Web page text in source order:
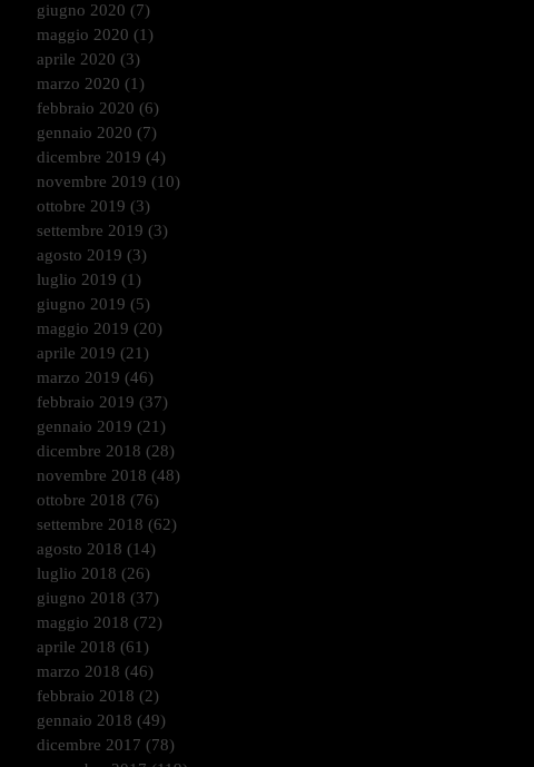
giugno 2020 (7)
maggio 2020 (1)
aprile 2020 (3)
marzo 2020 (1)
febbraio 2020 (6)
gennaio 2020 (7)
dicembre 2019 (4)
novembre 2019 (10)
ottobre 2019 (3)
settembre 2019 (3)
agosto 2019 (3)
luglio 2019 (1)
giugno 2019 (5)
maggio 2019 (20)
aprile 2019 (21)
marzo 2019 (46)
febbraio 2019 (37)
gennaio 2019 (21)
dicembre 2018 (28)
novembre 2018 (48)
ottobre 2018 (76)
settembre 2018 (62)
agosto 2018 (14)
luglio 2018 (26)
giugno 2018 (37)
maggio 2018 (72)
aprile 2018 (61)
marzo 2018 (46)
febbraio 2018 (2)
gennaio 2018 (49)
dicembre 2017 (78)